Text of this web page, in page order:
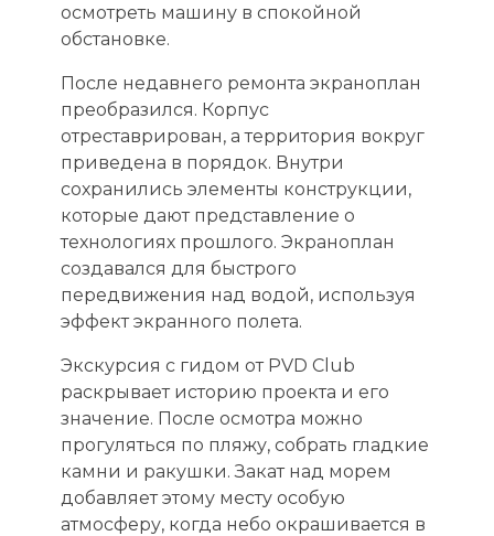
осмотреть машину в спокойной
обстановке.
После недавнего ремонта экраноплан
преобразился. Корпус
отреставрирован, а территория вокруг
приведена в порядок. Внутри
сохранились элементы конструкции,
которые дают представление о
технологиях прошлого. Экраноплан
создавался для быстрого
передвижения над водой, используя
эффект экранного полета.
Экскурсия с гидом от PVD Club
раскрывает историю проекта и его
значение. После осмотра можно
прогуляться по пляжу, собрать гладкие
камни и ракушки. Закат над морем
добавляет этому месту особую
атмосферу, когда небо окрашивается в